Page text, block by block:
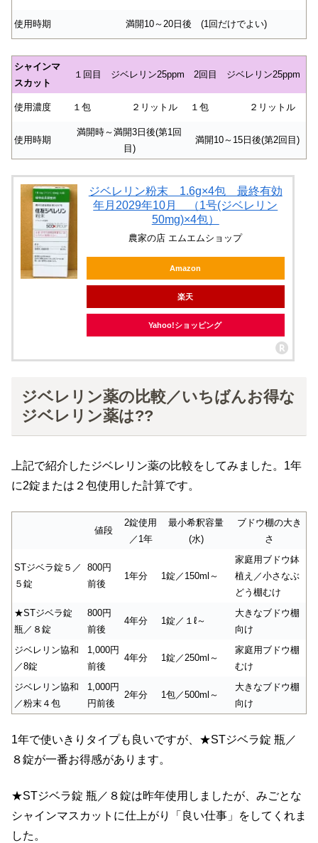
使用時期 満開10～20日後 (1回だけでよい)
シャインマ
スカット
１回目 ジベレリン25ppm 2回目 ジベレリン25ppm
使用濃度 １包 ２リットル １包 ２リットル
使用時期
満開時～満開3日後(第1回
目)
満開10～15日後(第2回目)
ジベレリン粉末 1.6g×4包 最終有効
年月2029年10月 （1号(ジベレリン
50mg)×4包）
農家の店 エムエムショップ
Amazon
楽天
Yahoo!ショッピング
ジベレリン薬の比較／いちばんお得な
ジベレリン薬は??
上記で紹介したジベレリン薬の比較をしてみました。1年
に2錠または２包使用した計算です。
値段
2錠使用
／1年
最小希釈容量
(水)
ブドウ棚の大き
さ
STジベラ錠５／
５錠
800円
前後
1年分 1錠／150ml～
家庭用ブドウ鉢
植え／小さなぶ
どう棚むけ
★STジベラ錠
瓶／８錠
800円
前後
4年分 1錠／１ℓ～
大きなブドウ棚
向け
ジベレリン協和
／8錠
1,000円
前後
4年分 1錠／250ml～
家庭用ブドウ棚
むけ
ジベレリン協和
／粉末４包
1,000円
円前後
2年分 1包／500ml～
大きなブドウ棚
向け
1年で使いきりタイプも良いですが、★STジベラ錠 瓶／
８錠が一番お得感があります。
★STジベラ錠 瓶／８錠は昨年使用しましたが、みごとな
シャインマスカットに仕上がり「良い仕事」をしてくれま
した。